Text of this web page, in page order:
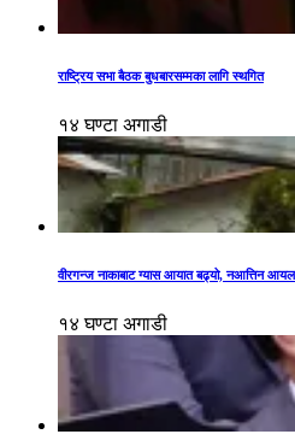
राष्ट्रिय सभा बैठक बुधबारसम्मका लागि स्थगित
१४ घण्टा अगाडी
वीरगन्ज नाकाबाट ग्यास आयात बढ्यो, नआत्तिन
१४ घण्टा अगाडी